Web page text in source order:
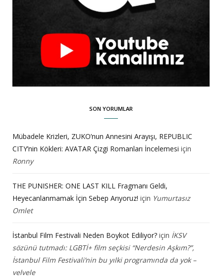
SON YORUMLAR
Mübadele Krizleri, ZUKO’nun Annesini Arayışı, REPUBLIC
CITY’nin Kökleri: AVATAR Çizgi Romanları İncelemesi için
Ronny
THE PUNISHER: ONE LAST KILL Fragmanı Geldi,
Heyecanlanmamak İçin Sebep Arıyoruz! için Yumurtasız
Omlet
İstanbul Film Festivali Neden Boykot Ediliyor? için İKSV
sözünü tutmadı: LGBTİ+ film seçkisi “Nerdesin Aşkım?”,
İstanbul Film Festivali’nin bu yılki programında da yok –
velvele